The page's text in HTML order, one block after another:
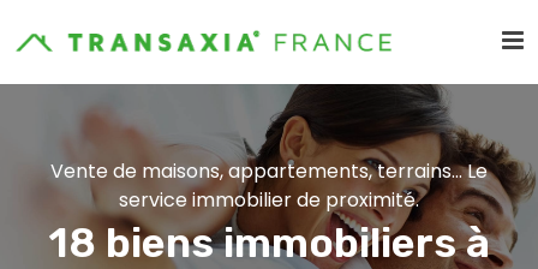
Vente de maisons, appartements, terrains... Le
service immobilier de proximité.
18 biens immobiliers à